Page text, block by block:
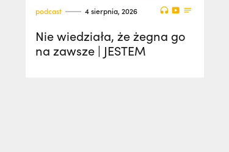
podcast 4 sierpnia, 2026
Nie wiedziała, że żegna go
na zawsze | JESTEM